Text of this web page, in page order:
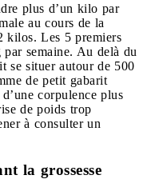
plus d’un kilo par
au cours de la
kilos. Les 5 premiers
semaine. Au delà du
se situer autour de 500
de petit gabarit
corpulence plus
de poids trop
à consulter un
la grossesse